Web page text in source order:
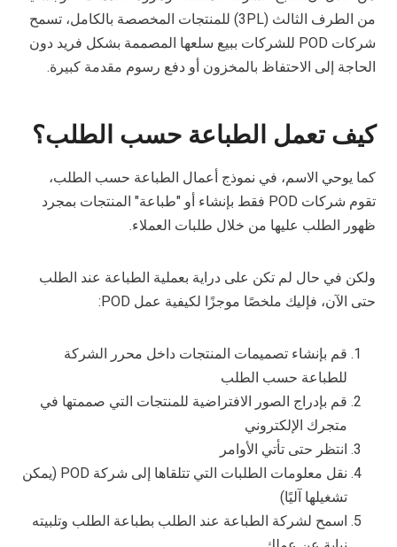
من الطرف الثالث (3PL) للمنتجات المخصصة بالكامل، تسمح
شركات POD للشركات ببيع سلعها المصممة بشكل فريد دون
الحاجة إلى الاحتفاظ بالمخزون أو دفع رسوم مقدمة كبيرة.
كيف تعمل الطباعة حسب الطلب؟
كما يوحي الاسم، في نموذج أعمال الطباعة حسب الطلب،
تقوم شركات POD فقط بإنشاء أو "طباعة" المنتجات بمجرد
ظهور الطلب عليها من خلال طلبات العملاء.
ولكن في حال لم تكن على دراية بعملية الطباعة عند الطلب
حتى الآن، فإليك ملخصًا موجزًا لكيفية عمل POD:
قم بإنشاء تصميمات المنتجات داخل محرر الشركة
للطباعة حسب الطلب
قم بإدراج الصور الافتراضية للمنتجات التي صممتها في
متجرك الإلكتروني
انتظر حتى تأتي الأوامر
نقل معلومات الطلبات التي تتلقاها إلى شركة POD (يمكن
تشغيلها آليًا)
اسمح لشركة الطباعة عند الطلب بطباعة الطلب وتلبيته